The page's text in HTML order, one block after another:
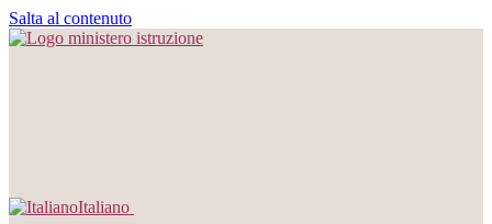
Salta al contenuto
Italiano